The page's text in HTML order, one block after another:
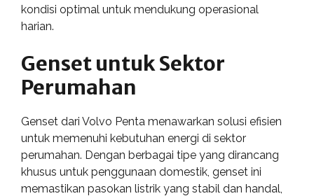
kondisi optimal untuk mendukung operasional
harian.
Genset untuk Sektor
Perumahan
Genset dari Volvo Penta menawarkan solusi efisien
untuk memenuhi kebutuhan energi di sektor
perumahan. Dengan berbagai tipe yang dirancang
khusus untuk penggunaan domestik, genset ini
memastikan pasokan listrik yang stabil dan handal,